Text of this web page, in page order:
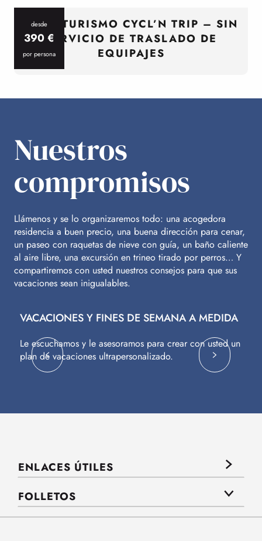
desde
390€
por persona
CICLOTURISMO CYCL’N TRIP – SIN
SERVICIO DE TRASLADO DE
EQUIPAJES
Nuestros
compromisos
Llámenos y se lo organizaremos todo: una acogedora
residencia a buen precio, una buena dirección para cenar,
un paseo con raquetas de nieve con guía, un baño caliente
al aire libre, una excursión en trineo tirado por perros… Y
compartiremos con usted nuestros consejos para que sus
vacaciones sean inigualables.
VACACIONES Y FINES DE SEMANA A MEDIDA
Le escuchamos y le asesoramos para crear con usted un
plan de vacaciones ultrapersonalizado.
ENLACES ÚTILES
FOLLETOS